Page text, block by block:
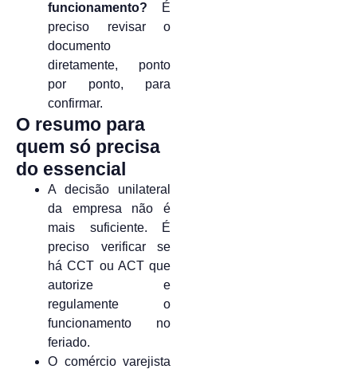
funcionamento? É
preciso revisar o
documento
diretamente, ponto
por ponto, para
confirmar.
O resumo para
quem só precisa
do essencial
A decisão unilateral
da empresa não é
mais suficiente. É
preciso verificar se
há CCT ou ACT que
autorize e
regulamente o
funcionamento no
feriado.
O comércio varejista